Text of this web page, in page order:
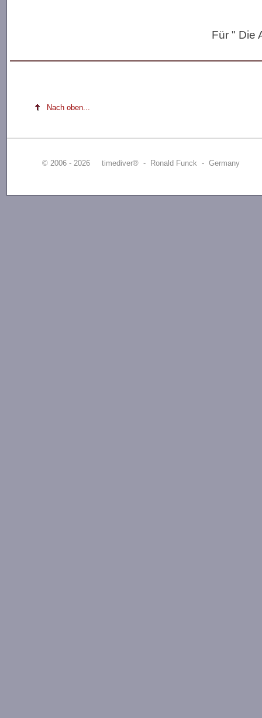
Für " Die
Nach oben...
© 2006 - 2026 timediver® - Ronald Funck - Germany